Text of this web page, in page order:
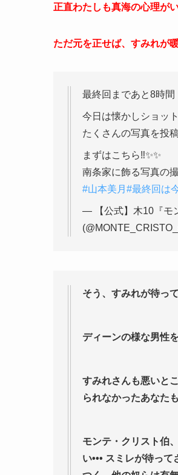
正直わたしも真海の心理が
ただ元を正せば、すみれが
最終回まであと8時間
今日は懐かしショッ
たくさんの写真を投
まずはこちら‼️✨✨
南条家に飾る写真の
#山本美月 #最終回は
— 【公式】木10『モ
そう、すみれが待っ
ディーンの様な男性
すみれさんも悪いと
られなかったあなた
モンテ・クリスト伯
い••• スミレが待っ